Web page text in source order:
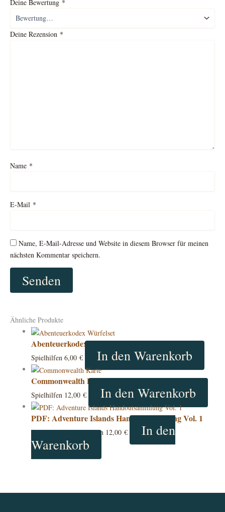
Deine Bewertung *
Deine Rezension *
Name *
E-Mail *
Name, E-Mail-Adresse und Website in diesem Browser für meinen
nächsten Kommentar speichern.
Ähnliche Produkte
Abenteuerkodex Würfelset
Spielhilfen 6,00 € In den Warenkorb
Commonwealth DIN A1 Karte
Spielhilfen 12,00 € In den Warenkorb
PDF: Adventure Islands Handoutsammlung Vol. 1
Abenteuer & Kampagnen 12,00 €
In den
Warenkorb